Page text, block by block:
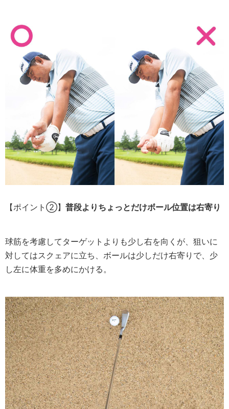
【ポイント②】 普段よりちょっとだけボール位置は右寄り
球筋を考慮してターゲットよりも少し右を向くが、狙いに
対してはスクェアに立ち、ボールは少しだけ右寄りで、少
し左に体重を多めにかける。